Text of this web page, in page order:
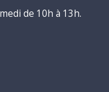
de 10h à 13h.